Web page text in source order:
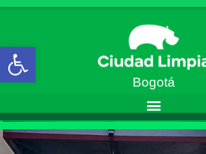
Abrir barra de herramientas
Bogotá